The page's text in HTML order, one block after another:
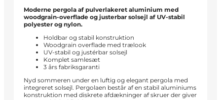
Moderne pergola af pulverlakeret aluminium med
woodgrain-overflade og justerbar solsejl af UV-stabil
polyester og nylon.
Holdbar og stabil konstruktion
Woodgrain overflade med trælook
UV-stabil og justérbar solsejl
Komplet samlesæt
3 års fabriksgaranti
Nyd sommeren under en luftig og elegant pergola med
integreret solsejl. Pergolaen består af en stabil aluminiums
konstruktion med diskrete afdækninger af skruer der giver